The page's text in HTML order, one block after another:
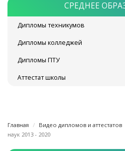
СРЕДНЕЕ
Дипломы техникумов
Дипломы колледжей
Дипломы ПТУ
Аттестат школы
Главная Видео дипломов и аттестатов
наук 2013 - 2020